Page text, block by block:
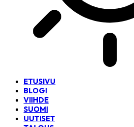
ETUSIVU
BLOGI
VIIHDE
SUOMI
UUTISET